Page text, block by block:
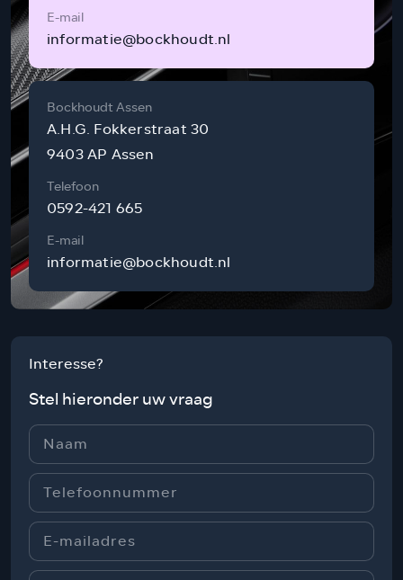
E-mail
informatie@bockhoudt.nl
Bockhoudt Assen
A.H.G. Fokkerstraat 30
9403 AP Assen
Telefoon
0592-421 665
E-mail
informatie@bockhoudt.nl
Interesse?
Stel hieronder uw vraag